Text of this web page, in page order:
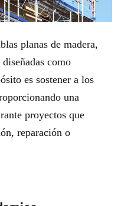
planas de madera,
como
es sostener a los
una
proyectos que
reparación o